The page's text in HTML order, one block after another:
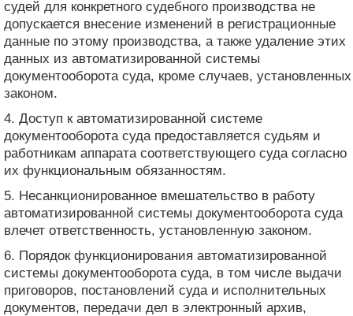
судей для конкретного судебного производства не
допускается внесение изменений в регистрационные
данные по этому производства, а также удаление этих
данных из автоматизированной системы
документооборота суда, кроме случаев, установленных
законом.
4. Доступ к автоматизированной системе
документооборота суда предоставляется судьям и
работникам аппарата соответствующего суда согласно
их функциональным обязанностям.
5. Несанкционированное вмешательство в работу
автоматизированной системы документооборота суда
влечет ответственность, установленную законом.
6. Порядок функционирования автоматизированной
системы документооборота суда, в том числе выдачи
приговоров, постановлений суда и исполнительных
документов, передачи дел в электронный архив,